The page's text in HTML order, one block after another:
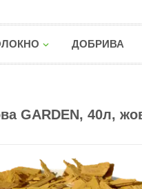
ДОБРИВА
GARDEN, 40л,